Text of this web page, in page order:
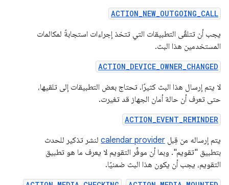
ACTION_NEW_OUTGOING_CALL
يجب أن تتلقّى التطبيقات التي تتخذ إجراءات استجابةً لمكالمات
المستخدمين هذا البث.
ACTION_DEVICE_OWNER_CHANGED
لا يتم إرسال هذا البث كثيرًا. تحتاج بعض التطبيقات إلى تلقيها،
حتى تعرف أن حالة أمان الجهاز قد تغيرت.
ACTION_EVENT_REMINDER
يتم إرساله من قِبل calendar provider لنشر تذكير للحدث
بتطبيق "تقويم". وبما أن موفِّر التقويم لا يعرف ما هو تطبيق
التقويم، يجب أن يكون هذا البث ضمنيًا.